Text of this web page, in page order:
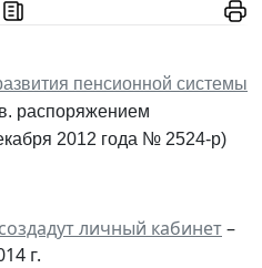
пенсионной системы
распоряжением
2012 года № 2524-р)
личный кабинет–
г.